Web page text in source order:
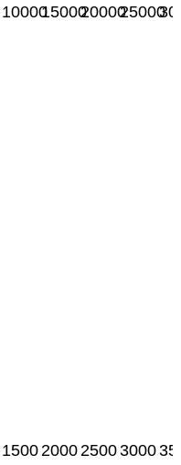
10000150002000025000
1500200025003000